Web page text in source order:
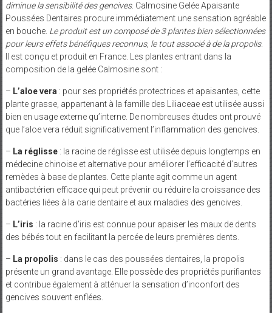
diminue la sensibilité des gencives. Calmosine Gelée Apaisante
Poussées Dentaires procure immédiatement une sensation agréable
en bouche. Le produit est un composé de 3 plantes bien sélectionnées
pour leurs effets bénéfiques reconnus, le tout associé à de la propolis.
Il est conçu et produit en France. Les plantes entrant dans la
composition de la gelée Calmosine sont :
– L’aloe vera : pour ses propriétés protectrices et apaisantes, cette
plante grasse, appartenant à la famille des Liliaceae est utilisée aussi
bien en usage externe qu’interne. De nombreuses études ont prouvé
que l’aloe vera réduit significativement l’inflammation des gencives.
– La réglisse: la racine de réglisse est utilisée depuis longtemps en
médecine chinoise et alternative pour améliorer l’efficacité d’autres
remèdes à base de plantes. Cette plante agit comme un agent
antibactérien efficace qui peut prévenir ou réduire la croissance des
bactéries liées à la carie dentaire et aux maladies des gencives.
– L’iris : la racine d’iris est connue pour apaiser les maux de dents
des bébés tout en facilitant la percée de leurs premières dents.
– La propolis : dans le cas des poussées dentaires, la propolis
présente un grand avantage. Elle possède des propriétés purifiantes
et contribue également à atténuer la sensation d’inconfort des
gencives souvent enflées.